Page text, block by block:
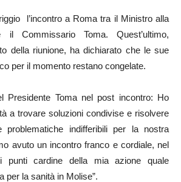
l’incontro a Roma tra il Ministro alla
Commissario Toma. Quest’ultimo,
della riunione, ha dichiarato che le sue
per il momento restano congelate.
Presidente Toma nel post incontro: Ho
a trovare soluzioni condivise e risolvere
problematiche indifferibili per la nostra
avuto un incontro franco e cordiale, nel
punti cardine della mia azione quale
per la sanità in Molise”.